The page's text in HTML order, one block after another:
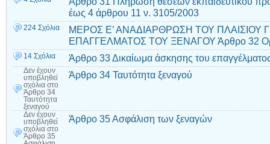
έως 4 άρθρου 11 ν. 3105/2003
224 Σχόλια
ΜΕΡΟΣ Ε’ ΑΝΑΔΙΑΡΘΡΩΣΗ ΤΟΥ ΠΛΑΙΣΙΟΥ
ΕΠΑΓΓΕΛΜΑΤΟΣ ΤΟΥ ΞΕΝΑΓΟΥ Άρθρο 32
14 Σχόλια Άρθρο 33 Δικαίωμα άσκησης του
Δεν έχουν
υποβληθεί
σχόλια στο
Άρθρο 34
Ταυτότητα
ξεναγού
Άρθρο 34 Ταυτότητα ξεναγού
Δεν έχουν
υποβληθεί
σχόλια στο
Άρθρο 35
Άρθρο 35 Ασφάλιση των ξεναγών